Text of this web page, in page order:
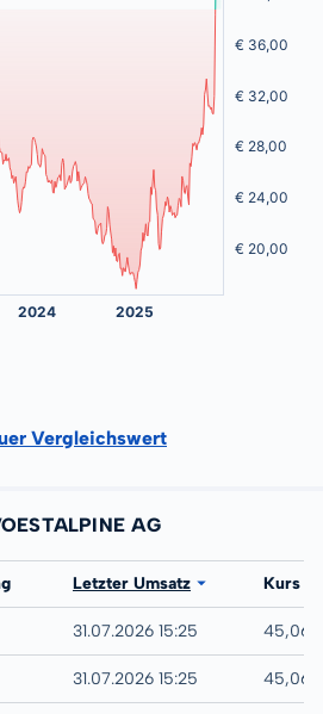
Vergleichswert
AG
Letzter Umsatz Kurs
31.07.2026 15:25 45,06
31.07.2026 15:25 45,06